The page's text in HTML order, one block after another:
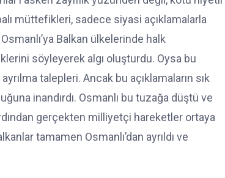
müttefikleri, sadece siyasi açıklamalarla
Balkan ülkelerinde halk
söyleyerek algı oluşturdu. Oysa bu
talepleri. Ancak bu açıklamaların sık
inandırdı. Osmanlı bu tuzağa düştü ve
gerçekten milliyetçi hareketler ortaya
tamamen Osmanlı’dan ayrıldı ve